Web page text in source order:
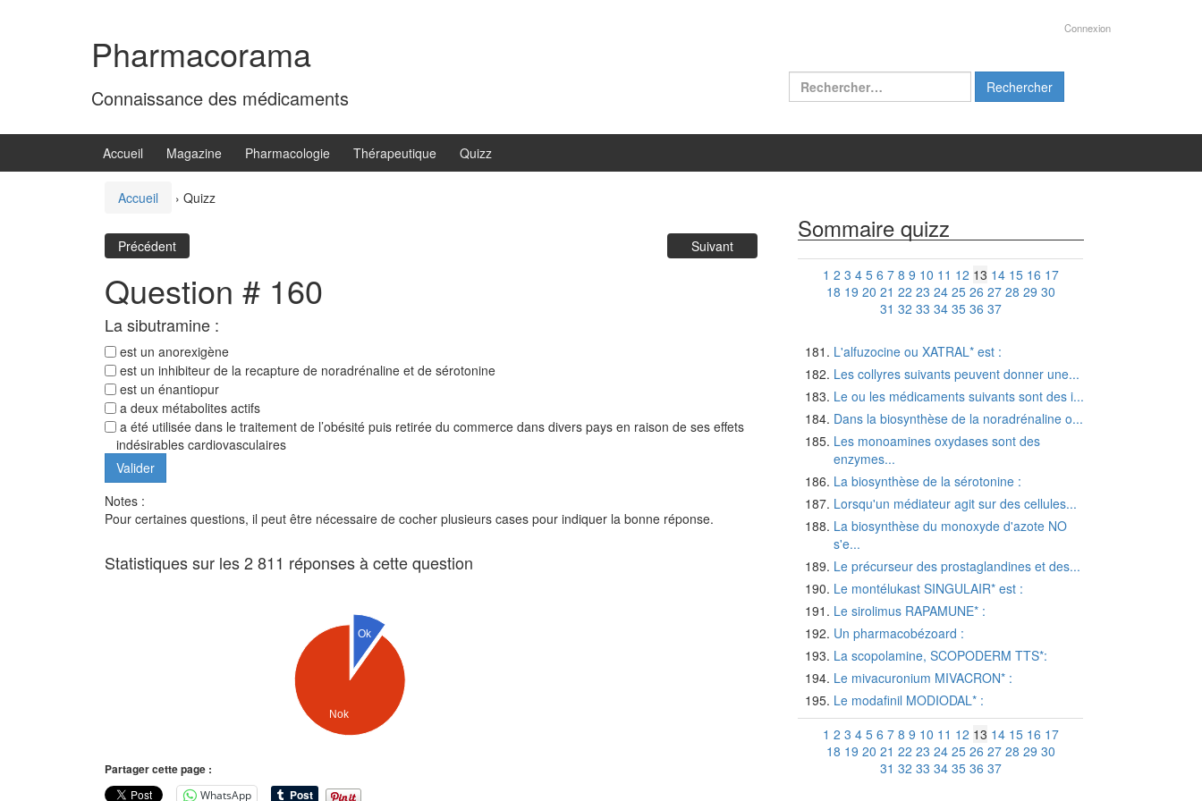
Pharmacorama
Connaissance des médicaments
Connexion
Rechercher :
Accueil Magazine Pharmacologie Thérapeutique Quizz
Accueil › Quizz
Précédent Suivant
Question # 160
La sibutramine :
est un anorexigène
est un inhibiteur de la recapture de noradrénaline et de sérotonine
est un énantiopur
a deux métabolites actifs
a été utilisée dans le traitement de l’obésité puis retirée du commerce dans divers pays en raison de ses effets
indésirables cardiovasculaires
Notes :
Pour certaines questions, il peut être nécessaire de cocher plusieurs cases pour indiquer la bonne réponse.
Statistiques sur les 2 811 réponses à cette question
Ok
Nok
Partager cette page :
WhatsApp
Sommaire quizz
1 2 3 4 5 6 7 8 9 10 11 12 13 14 15 16 17
18 19 20 21 22 23 24 25 26 27 28 29 30
31 32 33 34 35 36 37
L'alfuzocine ou XATRAL* est :
Les collyres suivants peuvent donner une...
Le ou les médicaments suivants sont des i...
Dans la biosynthèse de la noradrénaline o...
Les monoamines oxydases sont des
enzymes...
La biosynthèse de la sérotonine :
Lorsqu'un médiateur agit sur des cellules...
La biosynthèse du monoxyde d'azote NO
s'e...
Le précurseur des prostaglandines et des...
Le montélukast SINGULAIR* est :
Le sirolimus RAPAMUNE* :
Un pharmacobézoard :
La scopolamine, SCOPODERM TTS*:
Le mivacuronium MIVACRON* :
Le modafinil MODIODAL* :
1 2 3 4 5 6 7 8 9 10 11 12 13 14 15 16 17
18 19 20 21 22 23 24 25 26 27 28 29 30
31 32 33 34 35 36 37